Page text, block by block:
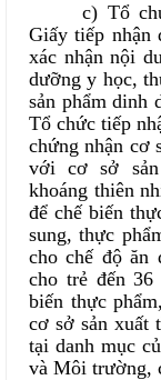
c) Tổ
Giấy tiếp nhận
xác nhận nội
dưỡng y học,
sản phẩm dinh
Tổ chức tiếp
chứng nhận cơ
với cơ sở
khoáng thiên
để chế biến
sung, thực
cho chế độ ăn
cho trẻ đến
biến thực
cơ sở sản xuất
tại danh mục
và Môi trường,